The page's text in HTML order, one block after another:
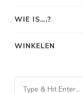
WIE IS….?
WINKELEN
Looking